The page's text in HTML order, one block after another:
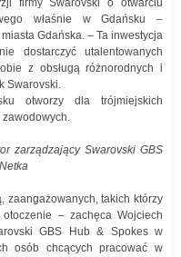
firmy Swarovski o otwarciu
właśnie w Gdańsku –
Gdańska. – Ta inwestycja
dostarczyć utalentowanych
z obsługą różnorodnych i
Swarovski.
otworzy dla trójmiejskich
zarządzający Swarovski GBS
zaangażowanych, takich którzy
– zachęca Wojciech
GBS Hub & Spokes w
osób chcących pracować w